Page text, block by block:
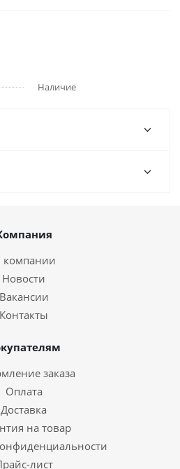
Наличие
компании
Новости
Вакансии
Контакты
заказа
Оплата
Доставка
на товар
лист